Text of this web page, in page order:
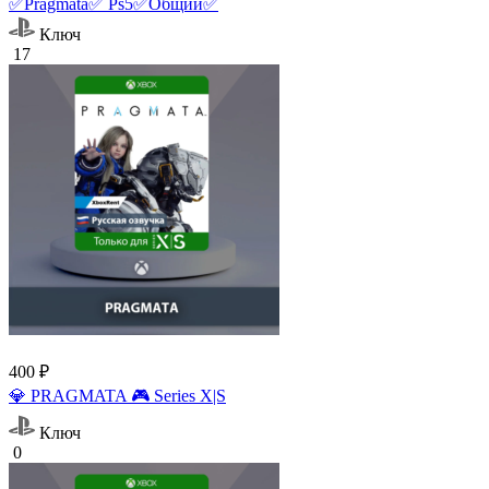
✅Pragmata✅ Ps5✅Общий✅
Ключ
17
400 ₽
💎 PRAGMATA 🎮 Series X|S
Ключ
0